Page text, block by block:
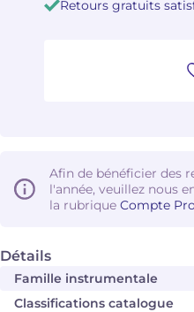
Détails
Famille instrumentale
Classifications catalogue
Retours gratuits
Afin de bénéficier des
l'année, veuillez nous
la rubrique Compte